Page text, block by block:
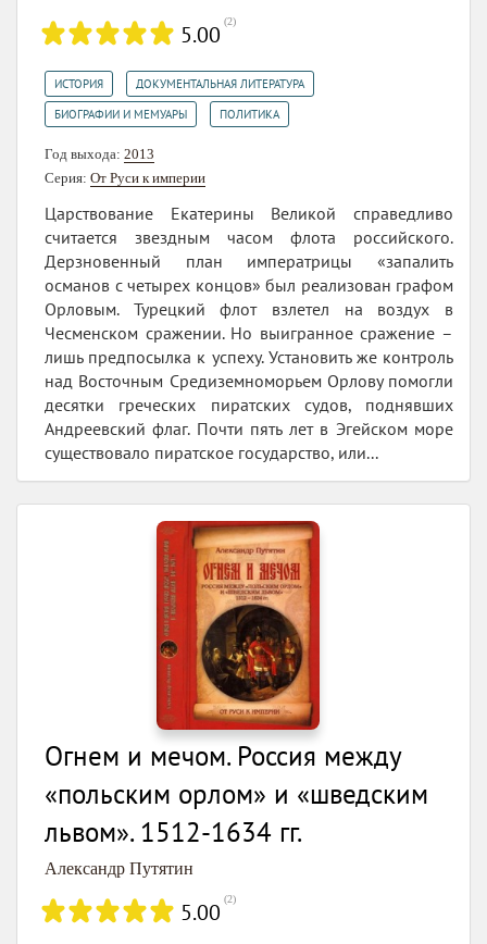
5.00 (2)
ИСТОРИЯ ДОКУМЕНТАЛЬНАЯ ЛИТЕРАТУРА
БИОГРАФИИ И МЕМУАРЫ ПОЛИТИКА
Год выхода: 2013
Серия: От Руси к империи
Царствование Екатерины Великой справедливо
считается звездным часом флота российского.
Дерзновенный план императрицы «запалить
османов с четырех концов» был реализован графом
Орловым. Турецкий флот взлетел на воздух в
Чесменском сражении. Но выигранное сражение –
лишь предпосылка к успеху. Установить же контроль
над Восточным Средиземноморьем Орлову помогли
десятки греческих пиратских судов, поднявших
Андреевский флаг. Почти пять лет в Эгейском море
существовало пиратское государство, или...
Огнем и мечом. Россия между
«польским орлом» и «шведским
львом». 1512-1634 гг.
Александр Путятин
5.00 (2)